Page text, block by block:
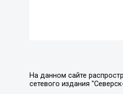
На данном сайте
сетевого издания